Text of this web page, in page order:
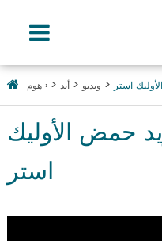
هوم › أيد ويديو استر
حمض الأوليك
استر